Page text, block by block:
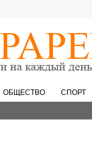
ОБЩЕСТВО СПОРТ